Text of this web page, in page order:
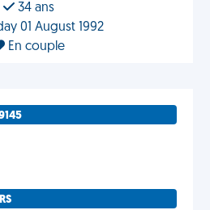
34 ans
01 August 1992
En couple